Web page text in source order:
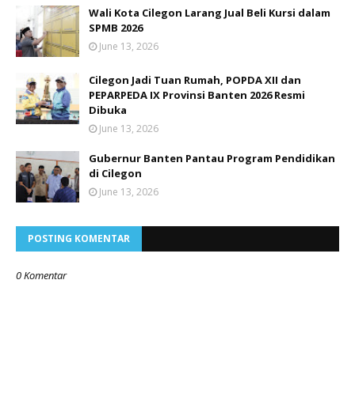
Wali Kota Cilegon Larang Jual Beli Kursi dalam
SPMB 2026
June 13, 2026
Cilegon Jadi Tuan Rumah, POPDA XII dan
PEPARPEDA IX Provinsi Banten 2026 Resmi
Dibuka
June 13, 2026
Gubernur Banten Pantau Program Pendidikan
di Cilegon
June 13, 2026
POSTING KOMENTAR
0 Komentar